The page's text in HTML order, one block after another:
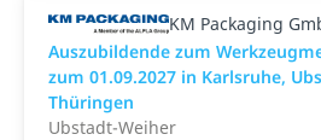
KM Packaging
Auszubildende zum
zum 01.09.2027 in Karlsruhe,
Thüringen
Ubstadt-Weiher